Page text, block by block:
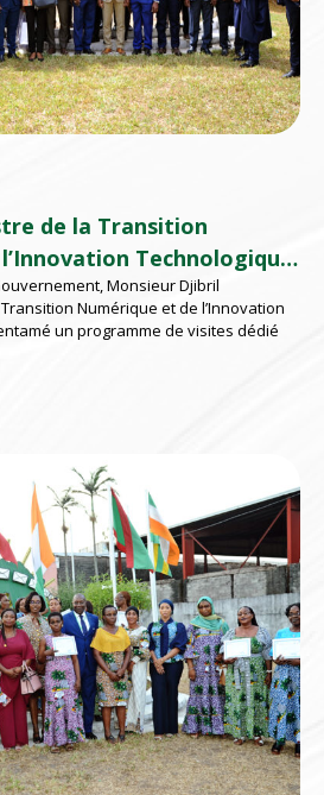
de la Transition
Technologique
Monsieur Djibril
Numérique et de l’Innovation
un programme de visites dédié